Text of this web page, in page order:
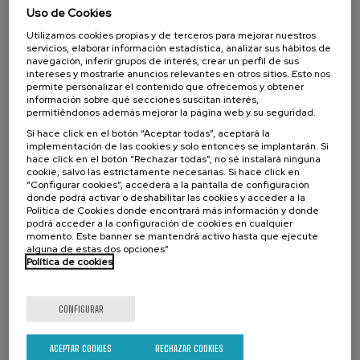
Proyectos de economía circular en el
10 h. Euskera Español .
...
Gratuito
Últimas
plazas
Gratuito
Fecha
pasada
Lista
de
espera
Plazo
de
matrícula
finalizado
15. SEP-15. SEP, 2026
Incendios forestales ¿cómo afrontarlos? II
Uso de Cookies
Utilizamos cookies propias y de terceros para mejorar nuestros
servicios, elaborar información estadística, analizar sus hábitos de
navegación, inferir grupos de interés, crear un perfil de sus
intereses y mostrarle anuncios relevantes en otros sitios. Esto nos
permite personalizar el contenido que ofrecemos y obtener
información sobre qué secciones suscitan interés,
permitiéndonos además mejorar la página web y su seguridad.
Si hace click en el botón “Aceptar todas”, aceptará la
implementación de las cookies y solo entonces se implantarán. Si
hace click en el botón “Rechazar todas”, no sé instalará ninguna
cookie, salvo las estrictamente necesarias. Si hace click en
“Configurar cookies”, accederá a la pantalla de configuración
donde podrá activar o deshabilitar las cookies y acceder a la
Política de Cookies donde encontrará más información y donde
podrá acceder a la configuración de cookies en cualquier
momento. Este banner se mantendrá activo hasta que ejecute
alguna de estas dos opciones”
Política de cookies
CONFIGURAR
RECHAZAR COOKIES
ACEPTAR COOKIES